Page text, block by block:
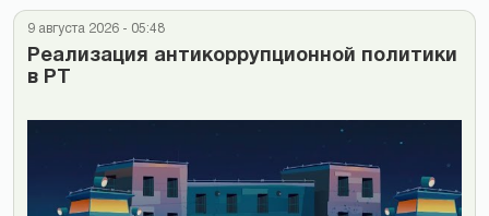
9 августа 2026 - 05:48
Реализация антикоррупционной политики
в РТ